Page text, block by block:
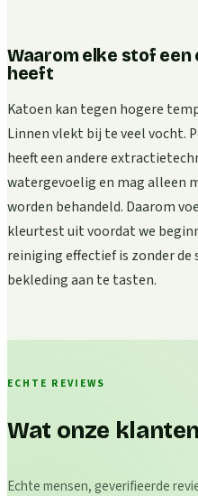
Waarom elke stof een
heeft
Katoen kan tegen hogere
Linnen vlekt bij te veel vocht.
heeft een andere
watergevoelig en mag alleen
worden behandeld. Daarom
kleurtest uit voordat we
reiniging effectief is zonder
bekleding aan te tasten.
ECHTE REVIEWS
Wat onze
Echte mensen, geverifieerde